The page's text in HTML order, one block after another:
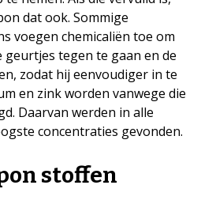
dat ook. Sommige
voegen chemicaliën toe om
tegen te gaan en de
zodat hij eenvoudiger in te
en zink worden vanwege die
Daarvan werden in alle
concentraties gevonden.
stoffen